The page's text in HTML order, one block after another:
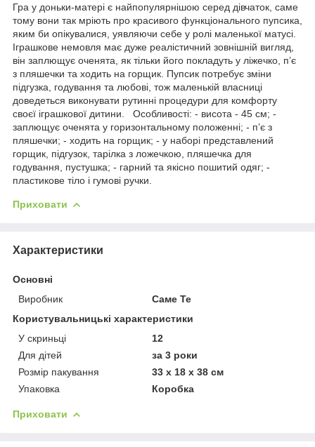
Гра у доньки-матері є найпопулярнішою серед дівчаток, саме
тому вони так мріють про красивого функціонального пупсика,
яким би опікувалися, уявляючи себе у ролі маленької матусі.
Іграшкове немовля має дуже реалістичний зовнішній вигляд,
він заплющує оченята, як тільки його покладуть у ліжечко, п’є
з пляшечки та ходить на горщик. Пупсик потребує зміни
підгузка, годування та любові, тож маленькій власниці
доведеться виконувати рутинні процедури для комфорту
своєї іграшкової дитини. Особливості: - висота - 45 см; -
заплющує оченята у горизонтальному положенні; - п’є з
пляшечки; - ходить на горщик; - у наборі представлений
горщик, підгузок, тарілка з ложечкою, пляшечка для
годування, пустушка; - гарний та якісно пошитий одяг; -
пластикове тіло і гумові ручки.
Приховати
Характеристики
Основні
Виробник
Саме Те
Користувальницькі характеристики
У скриньці
12
Для дітей
за 3 роки
Розмір пакування
33 х 18 х 38 см
Упаковка
Коробка
Приховати